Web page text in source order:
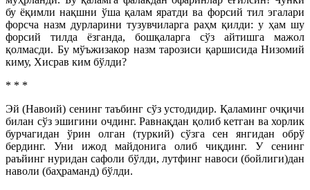
бу ёқимли нақшни ўша қалам яратди ва форсий тил эгалари
форсча назм дурларини тузувчиларга раҳм қилди: у ҳам шу
форсий тилда ёзганда, бошқаларга сўз айтишга мажол
қолмасди. Бу мўъжизакор назм тарозиси қаршисида Низомий
киму, Хисрав ким бўлди?
* * *
Эй (Навоий) сенинг таъбинг сўз устодидир. Қаламинг очқичи
билан сўз эшигини очдинг. Равнақдан қолиб кетган ва хорлик
бурчагидан ўрин олган (туркий) сўзга сен янгидан обрў
бердинг. Уни ижод майдонига олиб чиқдинг. У сенинг
раъйинг нуридан сафоли бўлди, лутфинг навоси (бойлиги)дан
наволи (баҳраманд) бўлди.